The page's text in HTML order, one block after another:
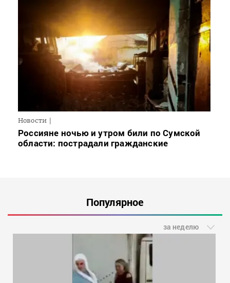
Новости
Россияне ночью и утром били по Сумской
области: пострадали гражданские
Популярное
за неделю